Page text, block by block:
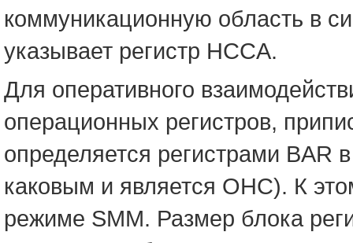
коммуникационную область в
указывает регистр HCCA.
Для оперативного
операционных регистров,
определяется регистрами BAR
каковым и является OHC). К
режиме SMM. Размер блока